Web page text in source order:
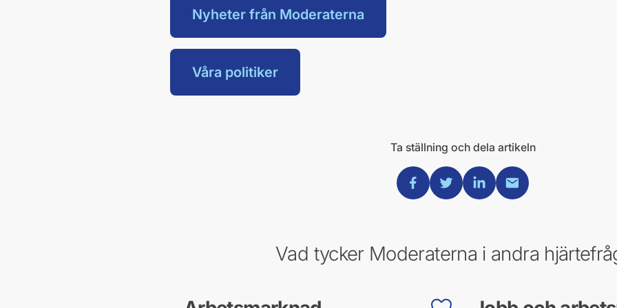
Nyheter från Moderaterna
Våra politiker
Ta ställning och dela artikeln
Dela via Facebook
Dela via Twitter
Dela via Linkedin
Dela via Mail
Vad tycker Moderaterna i andra